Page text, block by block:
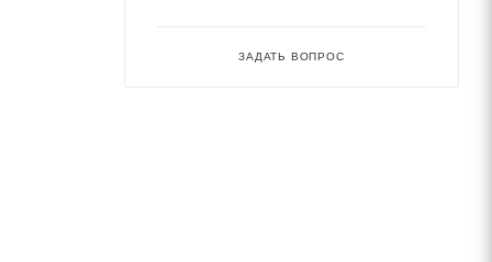
ЗАДАТЬ ВОПРОС